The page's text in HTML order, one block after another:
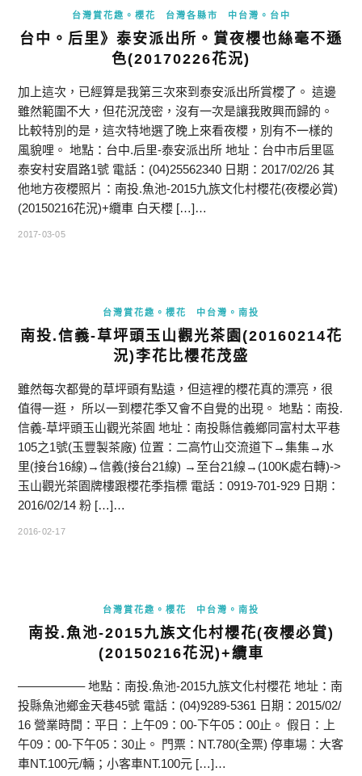
台灣賞花趣。櫻花 台灣各縣市 中台灣。台中
台中。后里》泰安派出所。賞夜櫻也絲毫不遜
色(20170226花況)
加上這次，已經算是我第三次來到泰安派出所賞櫻了。 這邊
雖然範圍不大，但花況茂密，沒有一次是讓我敗興而歸的。
比較特別的是，這次特地選了晚上來看夜櫻，別有不一樣的
風貌哩。 地點：台中.后里-泰安派出所 地址：台中市后里區
泰安村安眉路1號 電話：(04)25562340 日期：2017/02/26 其
他地方夜櫻照片：南投.魚池-2015九族文化村櫻花(夜櫻必賞)
(20150216花況)+纜車 白天櫻 […]…
2017-03-05
台灣賞花趣。櫻花 中台灣。南投
南投.信義-草坪頭玉山觀光茶園(20160214花
況)李花比櫻花茂盛
雖然每次都覺的草坪頭有點遠，但這裡的櫻花真的漂亮，很
值得一逛， 所以一到櫻花季又會不自覺的出現。 地點：南投.
信義-草坪頭玉山觀光茶園 地址：南投縣信義鄉同富村太平巷
105之1號(玉豐製茶廠) 位置：二高竹山交流道下→集集→水
里(接台16線)→信義(接台21線) →至台21線→(100K處右轉)->
玉山觀光茶園牌樓跟櫻花季指標 電話：0919-701-929 日期：
2016/02/14 粉 […]…
2016-02-17
台灣賞花趣。櫻花 中台灣。南投
南投.魚池-2015九族文化村櫻花(夜櫻必賞)
(20150216花況)+纜車
—————– 地點：南投.魚池-2015九族文化村櫻花 地址：南
投縣魚池鄉金天巷45號 電話：(04)9289-5361 日期：2015/02/
16 營業時間：平日：上午09：00-下午05：00止。 假日：上
午09：00-下午05：30止。 門票：NT.780(全票) 停車場：大客
車NT.100元/輛；小客車NT.100元 […]…